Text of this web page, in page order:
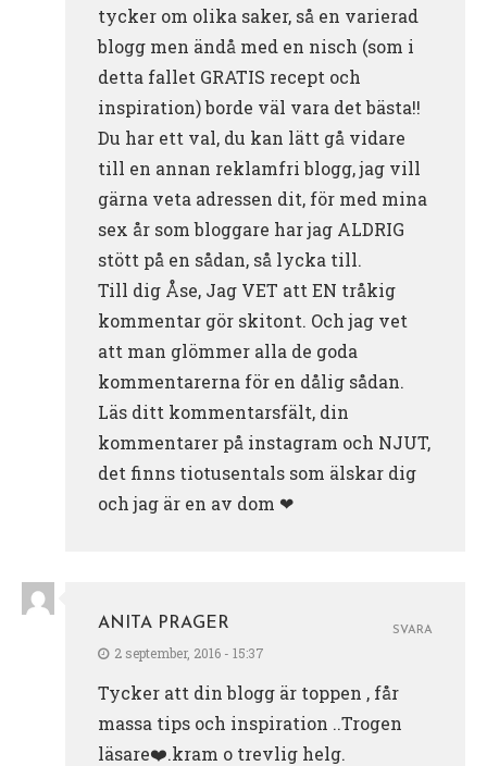
tycker om olika saker, så en varierad
blogg men ändå med en nisch (som i
detta fallet GRATIS recept och
inspiration) borde väl vara det bästa!!
Du har ett val, du kan lätt gå vidare
till en annan reklamfri blogg, jag vill
gärna veta adressen dit, för med mina
sex år som bloggare har jag ALDRIG
stött på en sådan, så lycka till.
Till dig Åse, Jag VET att EN tråkig
kommentar gör skitont. Och jag vet
att man glömmer alla de goda
kommentarerna för en dålig sådan.
Läs ditt kommentarsfält, din
kommentarer på instagram och NJUT,
det finns tiotusentals som älskar dig
och jag är en av dom ❤
ANITA PRAGER
2 september, 2016 - 15:37
Tycker att din blogg är toppen , får
massa tips och inspiration ..Trogen
läsare❤️.kram o trevlig helg.
SVARA